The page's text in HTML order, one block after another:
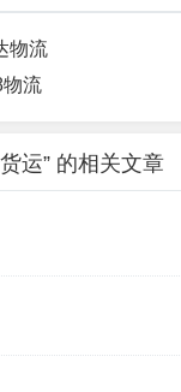
物流
物流
运” 的相关文章